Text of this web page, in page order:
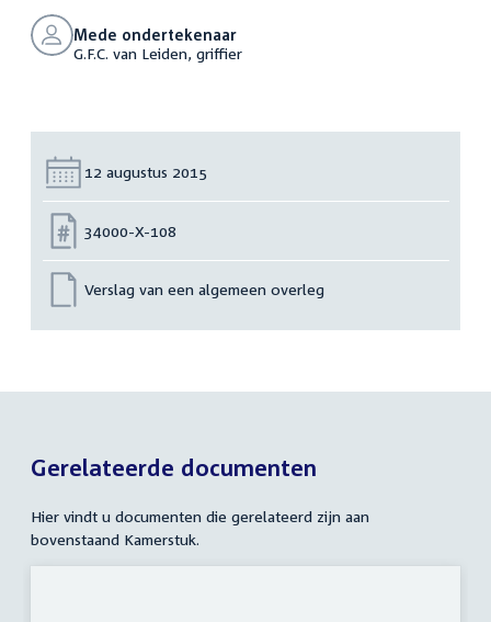
Mede ondertekenaar
G.F.C. van Leiden, griffier
Datum:
12 augustus 2015
Nummer:
34000-X-108
Verslag van een algemeen overleg
Gerelateerde documenten
Hier vindt u documenten die gerelateerd zijn aan
bovenstaand Kamerstuk.